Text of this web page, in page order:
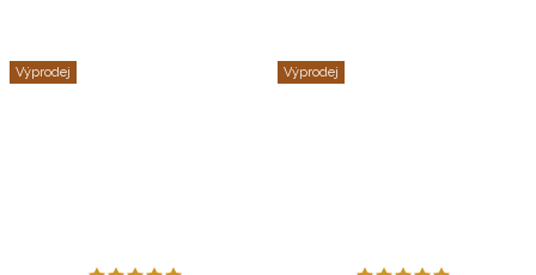
Výprodej Výprodej